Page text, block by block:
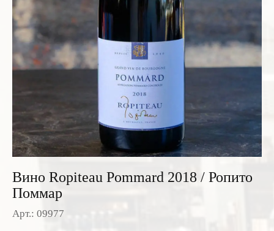
Итальянские вина
Французские вина
Испанские вина
Граппа
Водка
Вино Ropiteau Pommard 2018 / Ропито
Поммар
Арт.: 09977